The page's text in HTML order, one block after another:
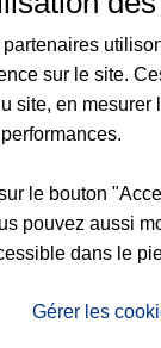
partenaires
sur le site.
site, en
le bouton
pouvez aussi
dans le
Gérer les